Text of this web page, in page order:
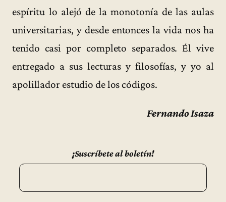
espíritu lo alejó de la monotonía de las aulas
universitarias, y desde entonces la vida nos ha
tenido casi por completo separados. Él vive
entregado a sus lecturas y filosofías, y yo al
apolillador estudio de los códigos.
Fernando Isaza
¡Suscríbete al boletín!